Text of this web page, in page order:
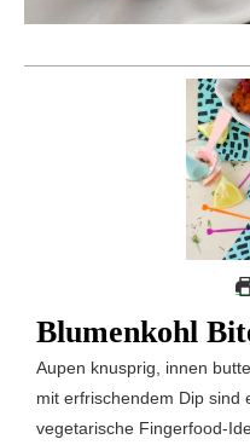
Blumenkohl
Aupen knusprig, innen butterzart: würzige Blumenkohl-Bites
mit erfrischendem Dip sind
vegetarische Fingerfood-